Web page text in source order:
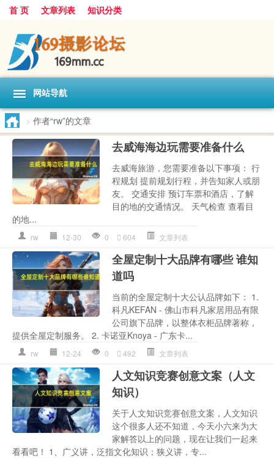
首 页 文章列表 知识分类
网站导航
> 作者“rw”的文章
去威海海边玩需要准备什么
去威海旅游，您需要准备以下事项： 行
程规划 提前规划行程，并告知家人或朋
友。 交通安排 预订车票和酒店，了解
目的地的交通情况。 天气检查 查看目
的地...
rw 12-30 0 604 文章列表
全屋定制十大品牌有哪些 谁知
道吗
当前的全屋定制十大公认品牌如下： 1.
科凡KEFAN - 佛山市科凡家居用品有限
公司旗下品牌，以整体衣柜品牌著称，
提供全屋定制服务。 2. 卡诺亚Knoya - 广东卡...
rw 12-24 0 492 文章列表
人文知识竞赛创意文案（人文
知识）
关于人文知识竞赛创意文案，人文知识
这个很多人还不知道，今天小六来为大
家解答以上的问题，现在让我们一起来
看看吧！ 1、广义讲，泛指文化知识；狭义讲，专...